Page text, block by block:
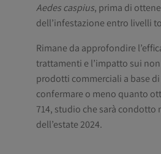
Aedes caspius, prima di
dell’infestazione entro livelli
Rimane da approfondire
trattamenti e l’impatto sui
prodotti commerciali a base
confermare o meno quanto
714, studio che sarà condotto
dell’estate 2024.